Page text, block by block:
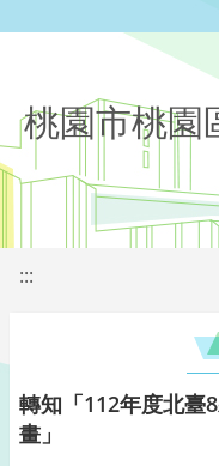
桃園市桃園
:::
轉知「112年度北臺
畫」